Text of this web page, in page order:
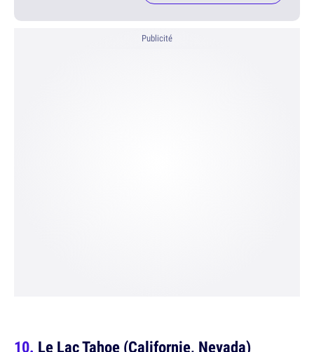
Publicité
Le Lac Tahoe (Californie, Nevada)